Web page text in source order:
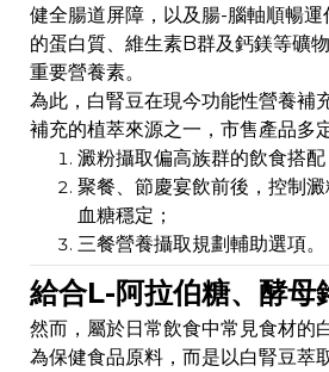
健全腸道屏障，以及腸-腦軸順暢
的蛋白質、維生素B群及鈣鎂等礦
重要營養素。
為此，白腎豆在現今功能性營養補
補充的植萃來源之一，市售產品多
澱粉攝取偏高族群的飲食搭配
聚餐、節慶宴飲前後，控制澱
血糖穩定；
三餐營養攝取規劃輔助選項。
給合L-阿拉伯糖、酵母
然而，屬於日常飲食中常見食材的
為保健食品原料，而是以白腎豆萃